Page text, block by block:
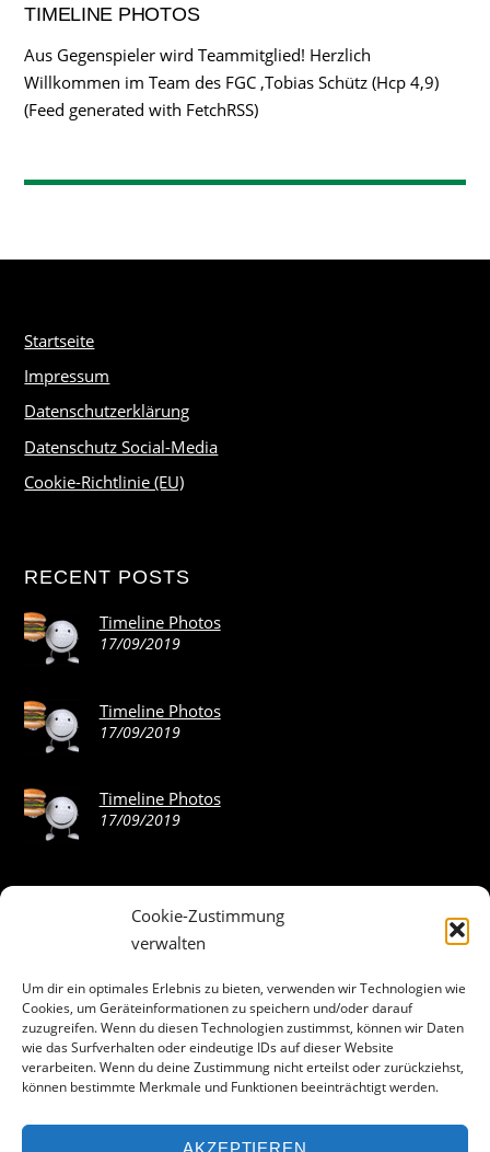
Cookie-Zustimmung
verwalten
Um dir ein optimales Erlebnis zu bieten, verwenden wir Technologien wie
Cookies, um Geräteinformationen zu speichern und/oder darauf
zuzugreifen. Wenn du diesen Technologien zustimmst, können wir Daten
wie das Surfverhalten oder eindeutige IDs auf dieser Website
verarbeiten. Wenn du deine Zustimmung nicht erteilst oder zurückziehst,
können bestimmte Merkmale und Funktionen beeinträchtigt werden.
TIMELINE PHOTOS
Aus Gegenspieler wird Teammitglied! Herzlich
Willkommen im Team des FGC ,Tobias Schütz (Hcp 4,9)
(Feed generated with FetchRSS)
Startseite
Impressum
Datenschutzerklärung
Datenschutz Social-Media
Cookie-Richtlinie (EU)
RECENT POSTS
Timeline Photos
17/09/2019
Timeline Photos
17/09/2019
Timeline Photos
17/09/2019
ABOUT THE LANDING THEME…
The Landing theme is a one-page design WordPress theme
that’s focused on getting your audience to follow-through
with your call-to-action. Built to work seamlessly with our
drag & drop Builder plugin, it gives you the ability to
customize the look and feel of your content.